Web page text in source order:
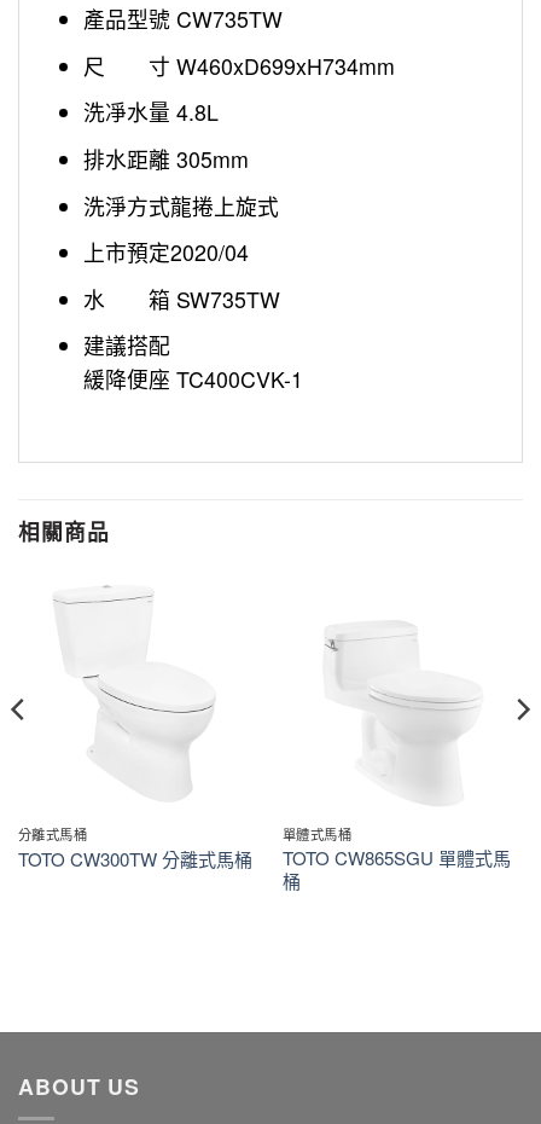
產品型號 CW735TW
尺 寸 W460xD699xH734mm
洗凈水量 4.8L
排水距離 305mm
洗淨方式龍捲上旋式
上市預定2020/04
水 箱 SW735TW
建議搭配
緩降便座 TC400CVK-1
相關商品
分離式馬桶
TOTO CW300TW 分離式馬桶
單體式馬桶
TOTO CW865SGU 單體式馬
桶
ABOUT US